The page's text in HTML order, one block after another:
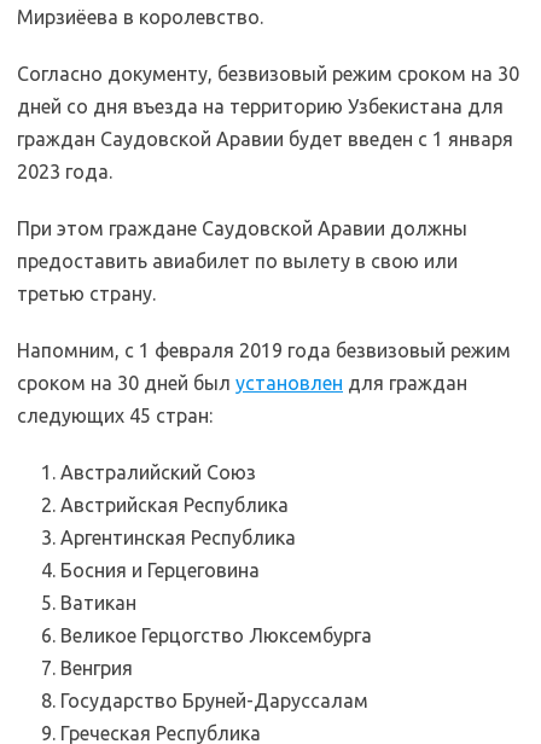
Мирзиёева в королевство.
Согласно документу, безвизовый режим сроком на 30
дней со дня въезда на территорию Узбекистана для
граждан Саудовской Аравии будет введен с 1 января
2023 года.
При этом граждане Саудовской Аравии должны
предоставить авиабилет по вылету в свою или
третью страну.
Напомним, с 1 февраля 2019 года безвизовый режим
сроком на 30 дней был установлен для граждан
следующих 45 стран:
Австралийский Союз
Австрийская Республика
Аргентинская Республика
Босния и Герцеговина
Ватикан
Великое Герцогство Люксембурга
Венгрия
Государство Бруней-Даруссалам
Греческая Республика